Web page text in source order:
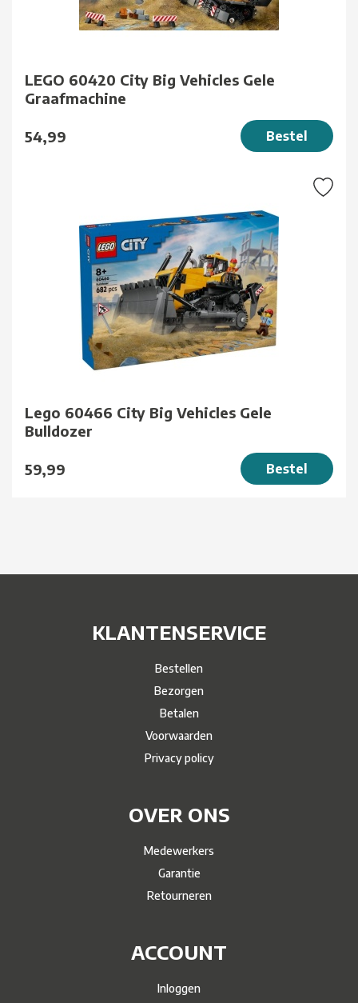
LEGO 60420 City Big Vehicles Gele
Graafmachine
54,99 Bestel
Lego 60466 City Big Vehicles Gele
Bulldozer
59,99 Bestel
KLANTENSERVICE
Bestellen
Bezorgen
Betalen
Voorwaarden
Privacy policy
OVER ONS
Medewerkers
Garantie
Retourneren
ACCOUNT
Inloggen